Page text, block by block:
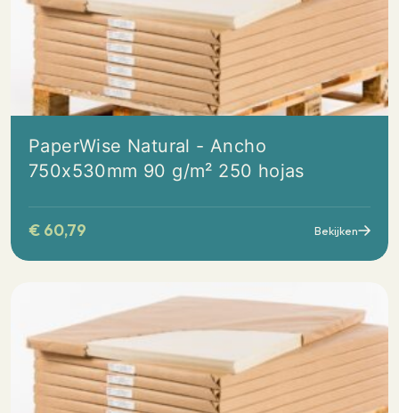
PaperWise Natural - Ancho
750x530mm 90 g/m² 250 hojas
€ 60,79 Bekijken